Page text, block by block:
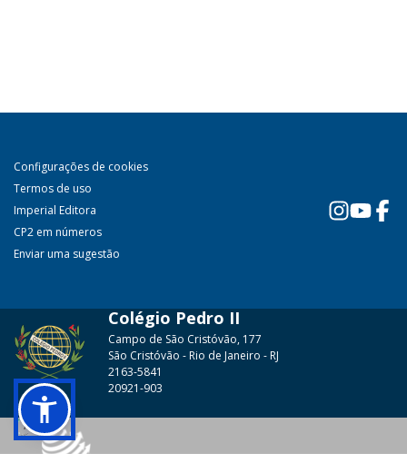
Configurações de cookies
Termos de uso
Imperial Editora
CP2 em números
Enviar uma sugestão
Colégio Pedro II
Campo de São Cristóvão, 177
São Cristóvão - Rio de Janeiro - RJ
2163-5841
20921-903